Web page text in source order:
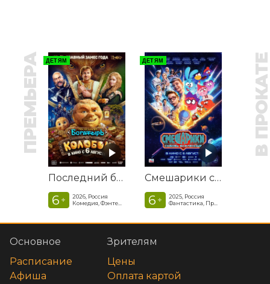
ПРЕМЬЕРА ДЕТЯМ
Последний богатырь. Колобок
6 +
2026, Россия
Комедия, Фэнтези, Приключения
ДЕТЯМ
Смешарики сквозь вселенные
6 +
2025, Россия
Фантастика, Приключенческая комедия
В
Основное
Расписание
Афиша
Зрителям
Цены
Оплата картой